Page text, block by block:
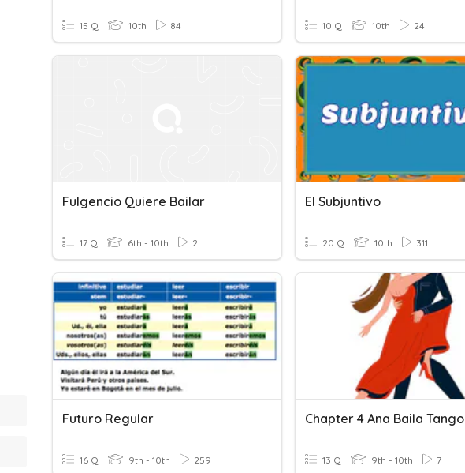
15 Q 10th 84 10 Q 10th 24
Fulgencio Quiere Bailar
17 Q 6th - 10th 2
El Subjuntivo
20 Q 10th 311
Futuro Regular
16 Q 9th - 10th 259
Chapter 4 Ana Baila Tango
13 Q 9th - 10th 7